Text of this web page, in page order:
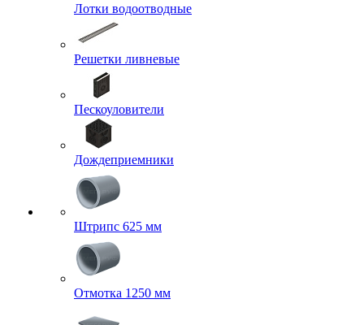
Лотки водоотводные
Решетки ливневые
Пескоуловители
Дождеприемники
Штрипс 625 мм
Отмотка 1250 мм